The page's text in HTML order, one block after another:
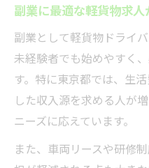
副業に最適な軽貨物求
副業として軽貨物ドライ
未経験者でも始めやすく
す。特に東京都では、生
した収入源を求める人が
ニーズに応えています。
また、車両リースや研修